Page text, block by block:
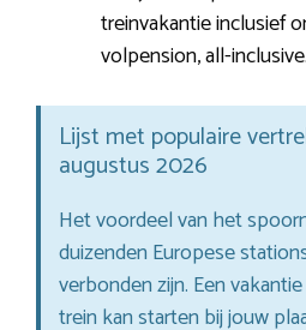
treinvakantie inclusief
volpension, all-inclusive.
Lijst met populaire
augustus 2026
Het voordeel van het
duizenden Europese
verbonden zijn. Een
trein kan starten bij jouw